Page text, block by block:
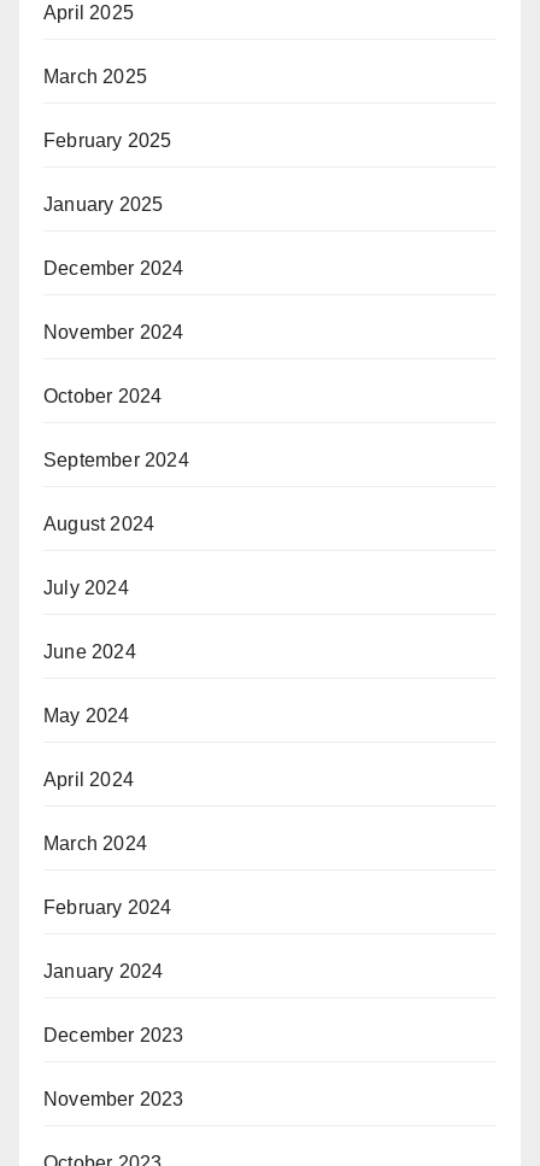
April 2025
March 2025
February 2025
January 2025
December 2024
November 2024
October 2024
September 2024
August 2024
July 2024
June 2024
May 2024
April 2024
March 2024
February 2024
January 2024
December 2023
November 2023